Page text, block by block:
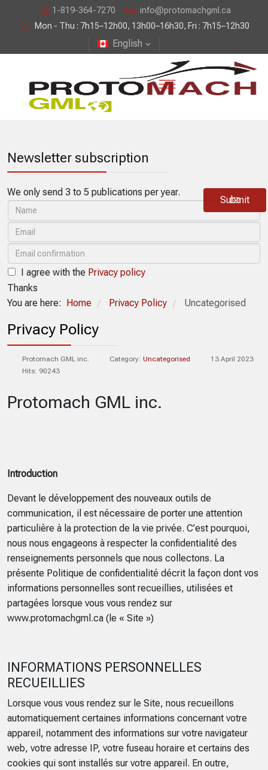
1-819-364-7270
info@protomachgml.ca
Mon - Thu : 7h15–12h00, 13h00–16h30, Fri : 7h15–12h30
English
Newsletter subscription
We only send 3 to 5 publications per year.
I agree with the Privacy policy
Submit
Thanks
You are here: Home / Privacy Policy / Uncategorised
Privacy Policy
Protomach GML inc. Category: Uncategorised
13 April 2023
Hits: 90243
Protomach GML inc.
Introduction
Devant le développement des nouveaux outils de
communication, il est nécessaire de porter une attention
particulière à la protection de la vie privée. C’est pourquoi,
nous nous engageons à respecter la confidentialité des
renseignements personnels que nous collectons. La
présente Politique de confidentialité décrit la façon dont vos
informations personnelles sont recueillies, utilisées et
partagées lorsque vous vous rendez sur
www.protomachgml.ca (le « Site »)
INFORMATIONS PERSONNELLES
RECUEILLIES
Lorsque vous vous rendez sur le Site, nous recueillons
automatiquement certaines informations concernant votre
appareil, notamment des informations sur votre navigateur
web, votre adresse IP, votre fuseau horaire et certains des
cookies qui sont installés sur votre appareil. En outre,